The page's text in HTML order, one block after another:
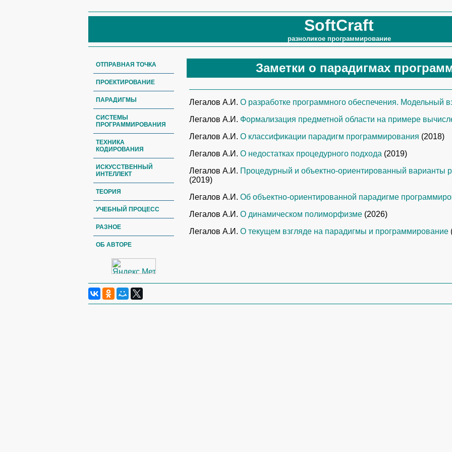
SoftCraft
разноликое программирование
ОТПРАВНАЯ ТОЧКА
ПРОЕКТИРОВАНИЕ
ПАРАДИГМЫ
СИСТЕМЫ
ПРОГРАММИРОВАНИЯ
ТЕХНИКА
КОДИРОВАНИЯ
ИСКУССТВЕННЫЙ
ИНТЕЛЛЕКТ
ТЕОРИЯ
УЧЕБНЫЙ ПРОЦЕСС
РАЗНОЕ
ОБ АВТОРЕ
Заметки о парадигмах
Легалов А.И. О разработке программного обеспечения. Модельный
Легалов А.И. Формализация предметной области на примере
Легалов А.И. О классификации парадигм программирования (2018)
Легалов А.И. О недостатках процедурного подхода (2019)
Легалов А.И. Процедурный и объектно-ориентированный варианты
(2019)
Легалов А.И. Об объектно-ориентированной парадигме
Легалов А.И. О динамическом полиморфизме (2026)
Легалов А.И. О текущем взгляде на парадигмы и программирование